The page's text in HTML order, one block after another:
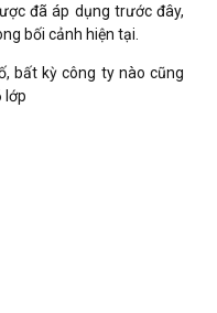
đã áp dụng trước đây,
bối cảnh hiện tại.
bất kỳ công ty nào cũng
lớp